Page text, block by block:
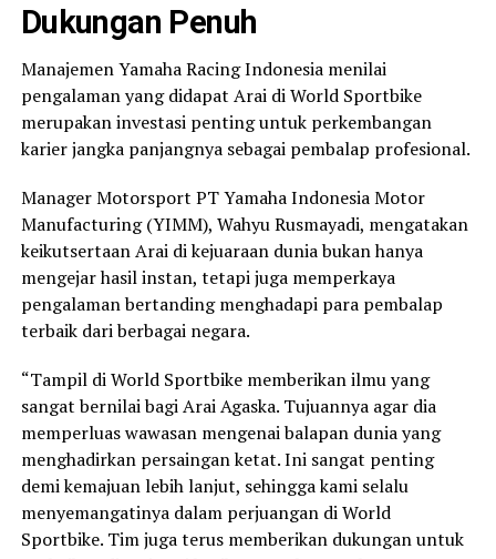
Dukungan Penuh
Manajemen Yamaha Racing Indonesia menilai
pengalaman yang didapat Arai di World Sportbike
merupakan investasi penting untuk perkembangan
karier jangka panjangnya sebagai pembalap profesional.
Manager Motorsport PT Yamaha Indonesia Motor
Manufacturing (YIMM), Wahyu Rusmayadi, mengatakan
keikutsertaan Arai di kejuaraan dunia bukan hanya
mengejar hasil instan, tetapi juga memperkaya
pengalaman bertanding menghadapi para pembalap
terbaik dari berbagai negara.
“Tampil di World Sportbike memberikan ilmu yang
sangat bernilai bagi Arai Agaska. Tujuannya agar dia
memperluas wawasan mengenai balapan dunia yang
menghadirkan persaingan ketat. Ini sangat penting
demi kemajuan lebih lanjut, sehingga kami selalu
menyemangatinya dalam perjuangan di World
Sportbike. Tim juga terus memberikan dukungan untuk